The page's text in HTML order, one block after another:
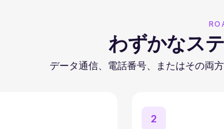
わずかなス
データ通信、電話番号、またはその両
2